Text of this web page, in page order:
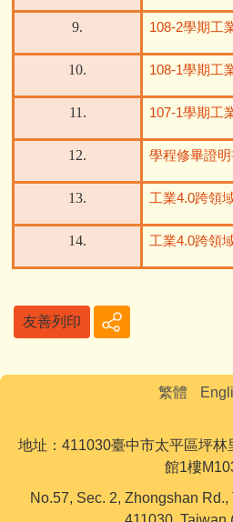
9. 108-2學期工
10. 108-1學期工
11. 107-1學期工
12. 學程修畢證
13. 工業4.0跨領
14. 工業4.0跨領
友善列印
繁體
地址：411030臺中市太平區坪
館1樓
No.57, Sec. 2, Zhongshan